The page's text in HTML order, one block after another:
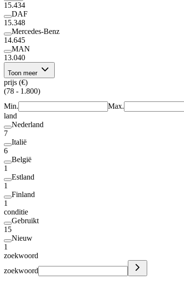
15.434
DAF
15.348
Mercedes-Benz
14.645
MAN
13.040
Toon meer
prijs (€)
(78 - 1.800)
Min.
Max.
land
Nederland
7
Italië
6
België
1
Estland
1
Finland
1
conditie
Gebruikt
15
Nieuw
1
zoekwoord
zoekwoord